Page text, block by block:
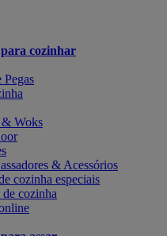
cozinhar
Pegas
Woks
& Acessórios
cozinha especiais
cozinha